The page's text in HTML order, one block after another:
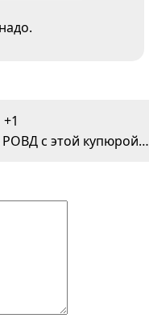
+1
с этой купюрой…